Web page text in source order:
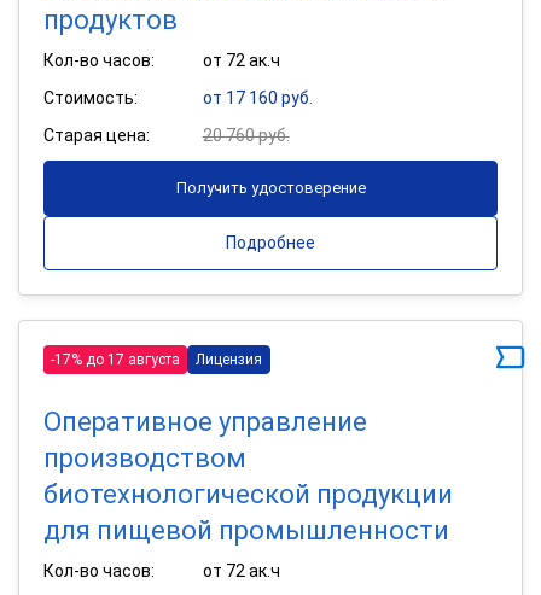
продуктов
Кол-во часов:
от 72 ак.ч
Стоимость:
от 17 160 руб.
Старая цена:
20 760 руб.
Получить удостоверение
Подробнее
-17% до 17 августа Лицензия
Оперативное управление
производством
биотехнологической продукции
для пищевой промышленности
Кол-во часов:
от 72 ак.ч